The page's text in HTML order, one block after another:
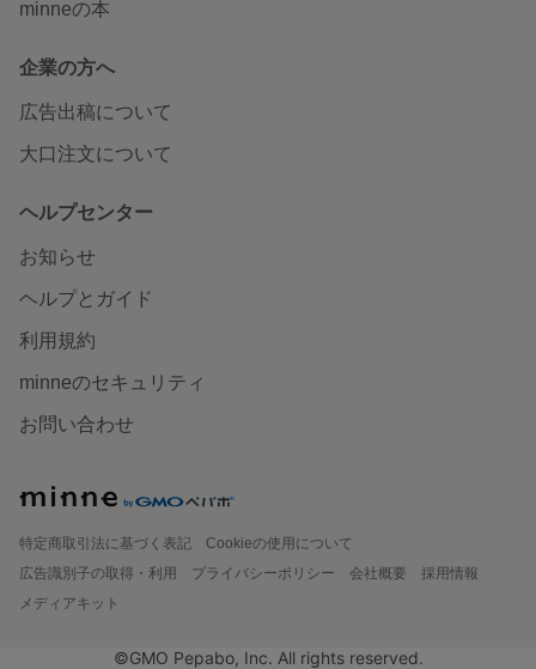
minneの本
企業の方へ
広告出稿について
大口注文について
ヘルプセンター
お知らせ
ヘルプとガイド
利用規約
minneのセキュリティ
お問い合わせ
特定商取引法に基づく表記
Cookieの使用について
広告識別子の取得・利用
プライバシーポリシー 会社概要
採用情報
メディアキット
©GMO Pepabo, Inc. All rights reserved.